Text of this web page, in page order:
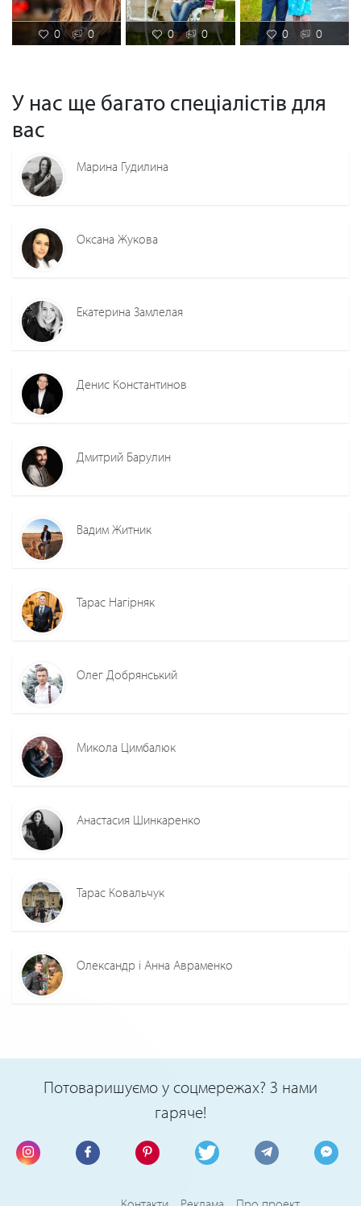
0 0 0 0 0 0
У нас ще багато спеціалістів для
вас
Марина Гудилина
Оксана Жукова
Екатерина Замлелая
Денис Константинов
Дмитрий Барулин
Вадим Житник
Тарас Нагірняк
Олег Добрянський
Микола Цимбалюк
Анастасия Шинкаренко
Тарас Ковальчук
Олександр і Анна Авраменко
Потоваришуємо у соцмережах? З нами
гаряче!